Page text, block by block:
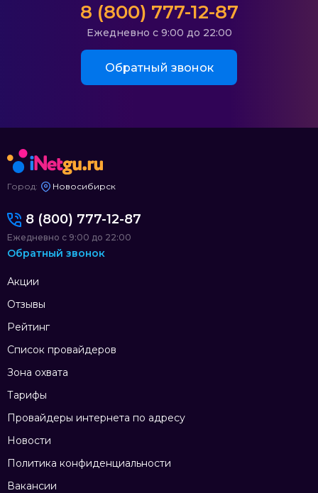
8 (800) 777-12-87
Ежедневно с 9:00 до 22:00
Обратный звонок
Город: Новосибирск
Акции
Отзывы
Рейтинг
Список провайдеров
Зона охвата
Тарифы
Провайдеры интернета по адресу
Новости
Политика конфиденциальности
Вакансии
8 (800) 777-12-87
Ежедневно с 9:00 до 22:00
Обратный звонок